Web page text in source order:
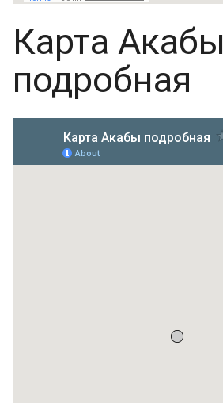
Карта Акабы
подробная